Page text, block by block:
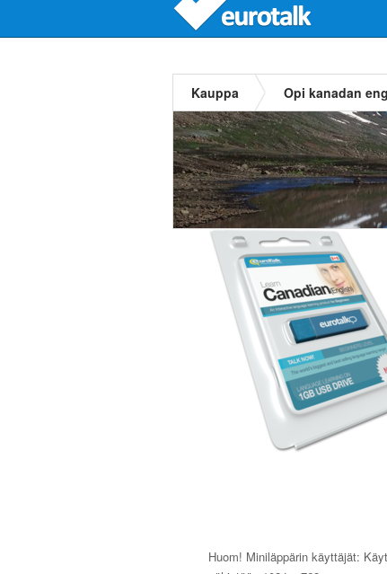
Kauppa Opi kanadan
Huom! Miniläppärin käyttäjät: